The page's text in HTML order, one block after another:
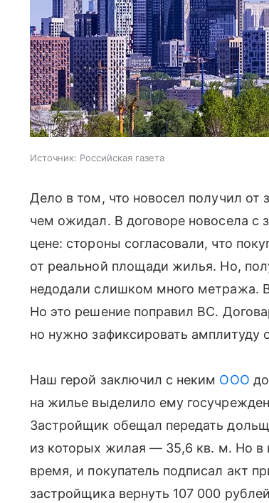
Источник: Российская газета
Дело в том, что новосел получил
чем ожидал. В договоре новосела с
цене: стороны согласовали, что
от реальной площади жилья. Но,
недодали слишком много метража.
Но это решение поправил ВС.
но нужно зафиксировать амплитуду
Наш герой заключил с неким ООО
на жилье выделило ему
Застройщик обещал передать
из которых жилая — 35,6 кв. м. Но в
время, и покупатель подписал акт
застройщика вернуть 107 000